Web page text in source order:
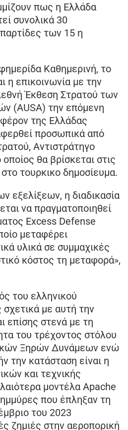
πως η Ελλάδα
συνολικά 30
των 15 η
Καθημερινή, το
η επικοινωνία με την
Έκθεση Στρατού των
(AUSA) την επόμενη
της Ελλάδας
προσωπικά από
Αντιστράτηγο
θα βρίσκεται στις
τουρκικο δημοσίευμα.
εξελίξεων, η διαδικασία
να πραγματοποιηθεί
Excess Defense
μεταφέρει
υλικά σε συμμαχικές
κόστος τη μεταφορά»,
του ελληνικού
με αυτή την
επίσης στενά με τη
του τρέχοντος στόλου
Ξηρών Δυνάμεων ενώ
την κατάσταση είναι η
και τεχνικής
μοντέλα Apache
που έπληξαν τη
του 2023
ζημιές στην αεροπορική